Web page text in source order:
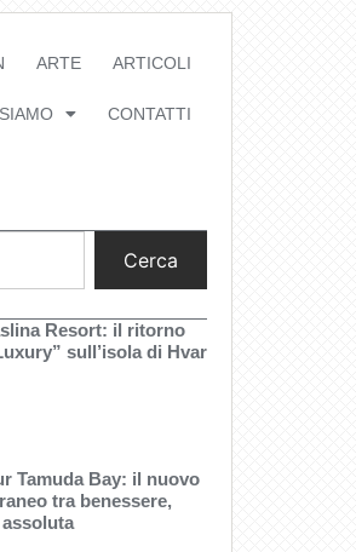
ARTE ARTICOLI
CONTATTI
Cerca
Resort: il ritorno
sull’isola di Hvar
Tamuda Bay: il nuovo
tra benessere,